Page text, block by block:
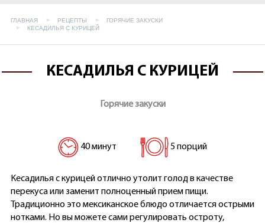
ГЛАВНАЯ РЕЦЕПТЫ
ГОРЯЧИЕ ЗАКУСКИ
КЕСАДИЛЬЯ С КУРИЦЕЙ
КЕСАДИЛЬЯ С КУРИЦЕЙ
Горячие закуски
40 минут 5 порций
Кесадилья с курицей отлично утолит голод в качестве
перекуса или заменит полноценный прием пищи.
Традиционно это мексиканское блюдо отличается острыми
нотками. Но вы можете сами регулировать остроту,